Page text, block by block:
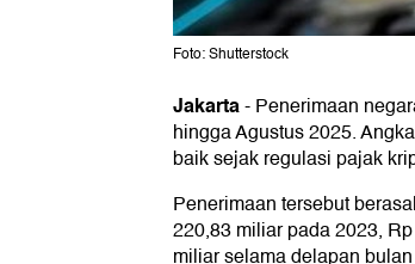
Foto: Shutterstock
Jakarta-Penerimaan
hingga Agustus 2025.
baik sejak regulasi pajak
Penerimaan tersebut
220,83 miliar pada 2023,
miliar selama delapan